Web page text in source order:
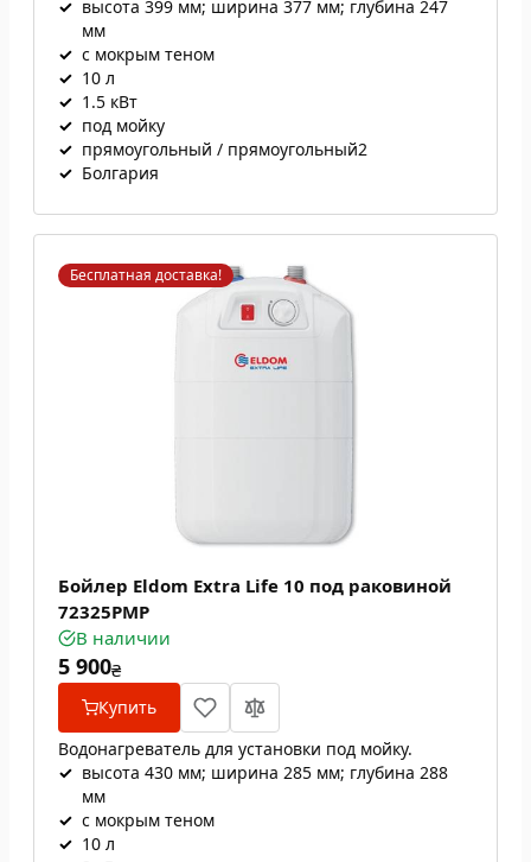
✓ высота 399 мм; ширина 377 мм; глубина 247
мм
✓ с мокрым теном
✓ 10 л
✓ 1.5 кВт
✓ под мойку
✓ прямоугольный / прямоугольный2
✓ Болгария
Бесплатная доставка!
Бойлер Eldom Extra Life 10 под раковиной
72325PMP
В наличии
5 900₴
Купить
Водонагреватель для установки под мойку.
✓ высота 430 мм; ширина 285 мм; глубина 288
мм
✓ с мокрым теном
✓ 10 л